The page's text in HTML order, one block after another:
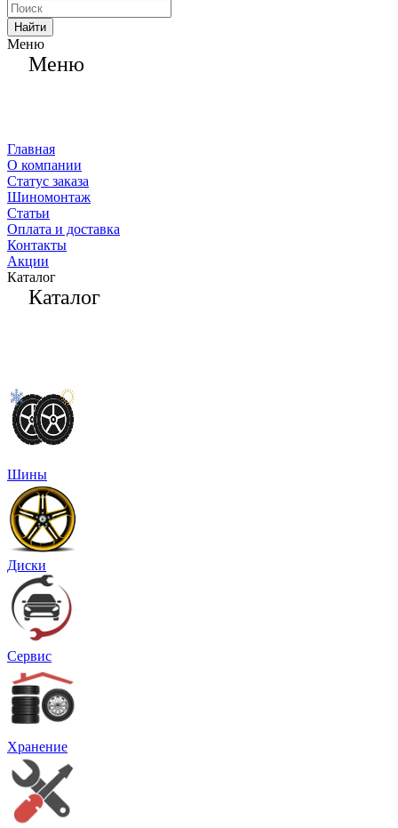
Найти
Меню
Меню
Главная
О компании
Статус заказа
Шиномонтаж
Статьи
Оплата и доставка
Контакты
Акции
Каталог
Каталог
Шины
Диски
Сервис
Хранение